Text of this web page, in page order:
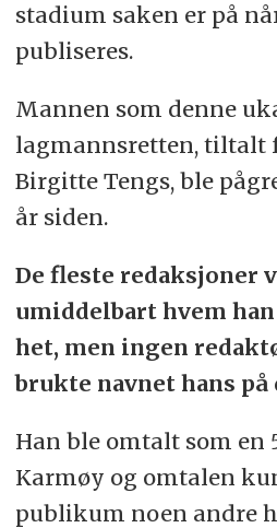
stadium saken er på
publiseres.
Mannen som denne
lagmannsretten, tiltalt
Birgitte Tengs, ble
år siden.
De fleste redaksjoner
umiddelbart hvem
het, men ingen
brukte navnet hans
Han ble omtalt som en
Karmøy og omtalen
publikum noen andre